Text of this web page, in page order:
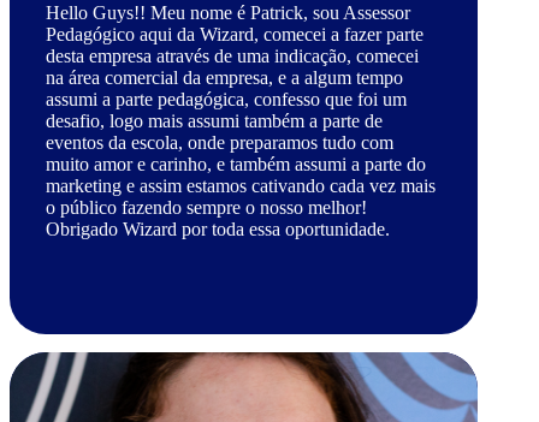
Hello Guys!! Meu nome é Patrick, sou Assessor
Pedagógico aqui da Wizard, comecei a fazer parte
desta empresa através de uma indicação, comecei
na área comercial da empresa, e a algum tempo
assumi a parte pedagógica, confesso que foi um
desafio, logo mais assumi também a parte de
eventos da escola, onde preparamos tudo com
muito amor e carinho, e também assumi a parte do
marketing e assim estamos cativando cada vez mais
o público fazendo sempre o nosso melhor!
Obrigado Wizard por toda essa oportunidade.